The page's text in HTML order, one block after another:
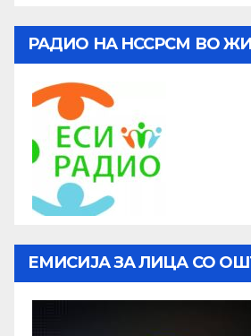
РАДИО НА НССРСМ ВО
ЕМИСИЈА ЗА ЛИЦА СО